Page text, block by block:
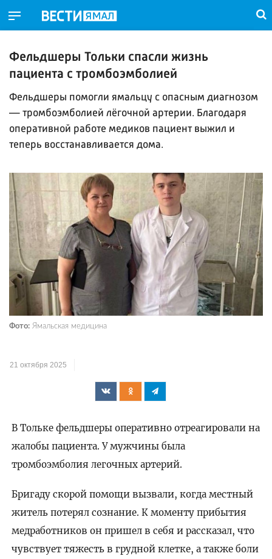
Фельдшеры Тольки спасли жизнь
пациента с тромбоэмболией
Фельдшеры помогли ямальцу с опасным диагнозом
— тромбоэмболией лёгочной артерии. Благодаря
оперативной работе медиков пациент выжил и
теперь восстанавливается дома.
Фото: Ямальская медицина
21 октября 2025
В Тольке фельдшеры оперативно отреагировали на
жалобы пациента. У мужчины была
тромбоэмболия легочных артерий.
Бригаду скорой помощи вызвали, когда местный
житель потерял сознание. К моменту прибытия
медработников он пришел в себя и рассказал, что
чувствует тяжесть в грудной клетке, а также боли